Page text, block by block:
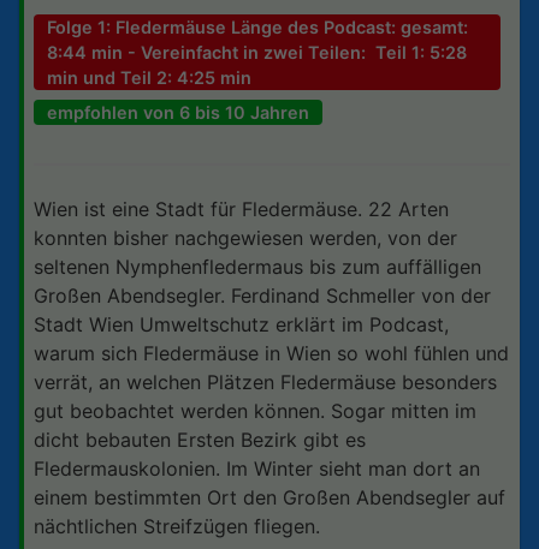
Folge 1: Fledermäuse Länge des Podcast: gesamt:
8:44 min - Vereinfacht in zwei Teilen: Teil 1: 5:28
min und Teil 2: 4:25 min
empfohlen von 6 bis 10 Jahren
Wien ist eine Stadt für Fledermäuse. 22 Arten
konnten bisher nachgewiesen werden, von der
seltenen Nymphenfledermaus bis zum auffälligen
Großen Abendsegler. Ferdinand Schmeller von der
Stadt Wien Umweltschutz erklärt im Podcast,
warum sich Fledermäuse in Wien so wohl fühlen und
verrät, an welchen Plätzen Fledermäuse besonders
gut beobachtet werden können. Sogar mitten im
dicht bebauten Ersten Bezirk gibt es
Fledermauskolonien. Im Winter sieht man dort an
einem bestimmten Ort den Großen Abendsegler auf
nächtlichen Streifzügen fliegen.